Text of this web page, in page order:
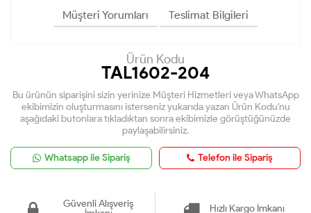
Müşteri Yorumları Teslimat Bilgileri
Ürün Kodu
TAL1602-204
Bu ürünün siparişini sizin yerinize Müşteri Hizmetleri veya WhatsApp
ekibimizin oluşturmasını isterseniz yukarıda yazan Ürün Kodu'nu
aşağıdaki butonlara tıkladıktan sonra ekibimizle görüştüğünüzde
paylaşabilirsiniz.
Whatsapp ile Sipariş Telefon ile Sipariş
Güvenli Alışveriş
Hızlı Kargo İmkanı